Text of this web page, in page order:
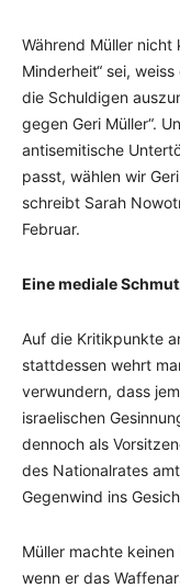
Während Müller nicht
Minderheit“ sei,
die Schuldigen
gegen Geri Müller“.
antisemitische
passt, wählen wir
schreibt Sarah
Februar.
Eine mediale
Auf die Kritikpunkte
stattdessen wehrt
verwundern, dass
israelischen
dennoch als
des Nationalrates
Gegenwind ins
Müller machte
wenn er das